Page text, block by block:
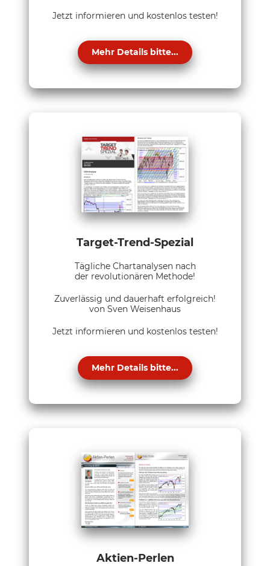
Jetzt informieren und kostenlos testen!
Mehr Details bitte...
Target-Trend-Spezial
Tägliche Chartanalysen nach
der revolutionären Methode!
Zuverlässig und dauerhaft erfolgreich!
von Sven Weisenhaus
Jetzt informieren und kostenlos testen!
Mehr Details bitte...
Aktien-Perlen